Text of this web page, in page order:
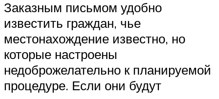
Заказным письмом удобно
известить граждан, чье
местонахождение известно, но
которые настроены
недоброжелательно к планируемой
процедуре. Если они будут